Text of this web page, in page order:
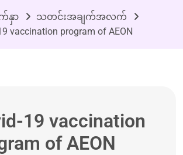
နှာ
သတင်းအချက်အလက်
vaccination program of AEON
19 vaccination
of AEON